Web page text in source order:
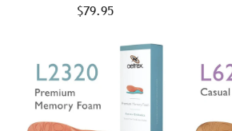
ortopedyczne Aetrex L2305
$79.95